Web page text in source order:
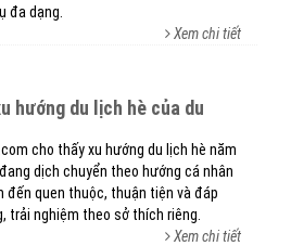
đa dạng.
Xem chi tiết
cho thấy xu hướng du lịch hè năm
dịch chuyển theo hướng cá nhân
đến quen thuộc, thuận tiện và đáp
trải nghiệm theo sở thích riêng.
Xem chi tiết